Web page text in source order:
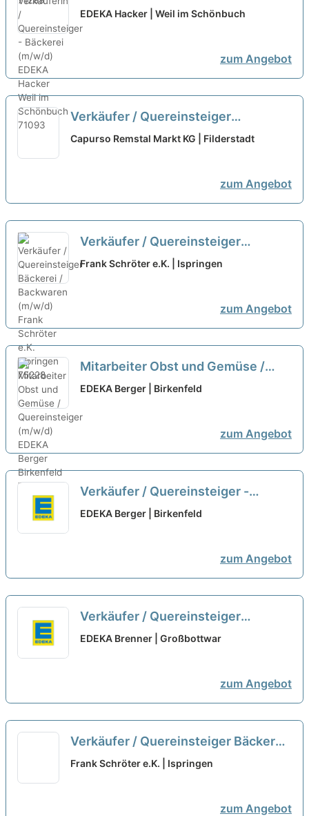
Bäckerei (m/w/d) neu
EDEKA Hacker | Weil im Schönbuch
zum Angebot
Verkäufer / Quereinsteiger
Bedientheke / Metzgerei (m/w/d)
Capurso Remstal Markt KG | Filderstadt
zum Angebot
Verkäufer / Quereinsteiger
Bäckerei / Backwaren (m/w/d)
Frank Schröter e.K. | Ispringen
zum Angebot
Mitarbeiter Obst und Gemüse /
Quereinsteiger (m/w/d)
EDEKA Berger | Birkenfeld
zum Angebot
Verkäufer / Quereinsteiger -
Bäckerei / Backwaren (m/w/d)
EDEKA Berger | Birkenfeld
zum Angebot
Verkäufer / Quereinsteiger
Bedientheke / Metzgerei (m/w/d)
EDEKA Brenner | Großbottwar
zum Angebot
Verkäufer / Quereinsteiger Bäckerei
/ Backwaren (m/w/d) neu
Frank Schröter e.K. | Ispringen
zum Angebot